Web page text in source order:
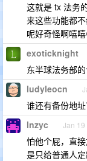
这就是 tx 法务
来这些功能都
呢好奇怪啊嘻
exoticknight
东半球法务部
ludyleocn
谁还有备份地址
lnzyc Jan 19
怕他个屁，直
是只给普通人